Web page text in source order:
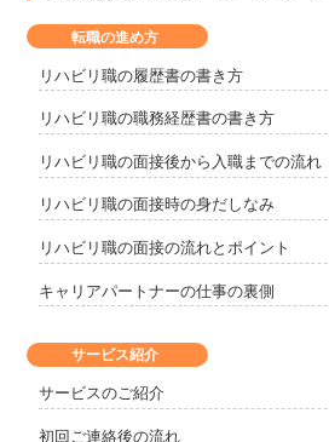
サービス紹介
サービスのご紹介
初回ご連絡後の流れ
転職の進め方
リハビリ職の履歴書の書き方
リハビリ職の職務経歴書の書き方
リハビリ職の面接後から入職までの流れ
リハビリ職の面接時の身だしなみ
リハビリ職の面接の流れとポイント
キャリアパートナーの仕事の裏側